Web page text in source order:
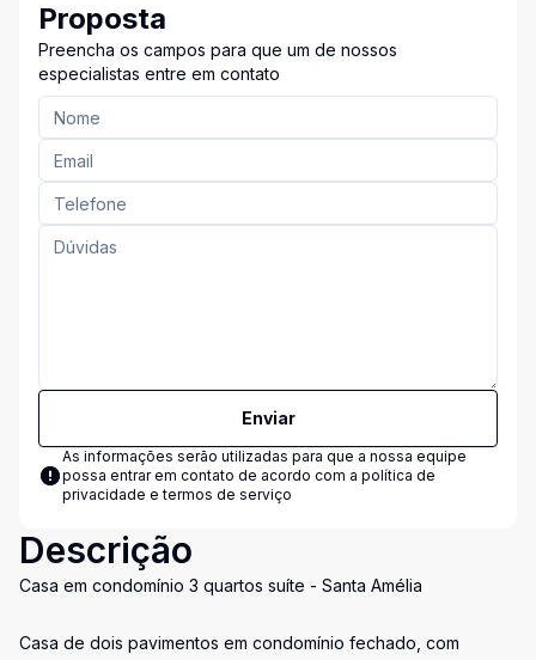
Proposta
Preencha os campos para que um de nossos
especialistas entre em contato
Enviar
As informações serão utilizadas para que a nossa equipe
possa entrar em contato de acordo com a política de
privacidade e termos de serviço
Descrição
Casa em condomínio 3 quartos suíte - Santa Amélia
Casa de dois pavimentos em condomínio fechado, com